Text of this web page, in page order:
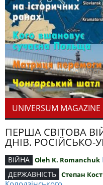
UNIVERSUM
ПЕРША СВІТОВА
ДНІВ. РОСІЙСЬКО-
ВІЙНА Oleh K. Romanchuk
ДЕРЖАВНІСТЬ Степан